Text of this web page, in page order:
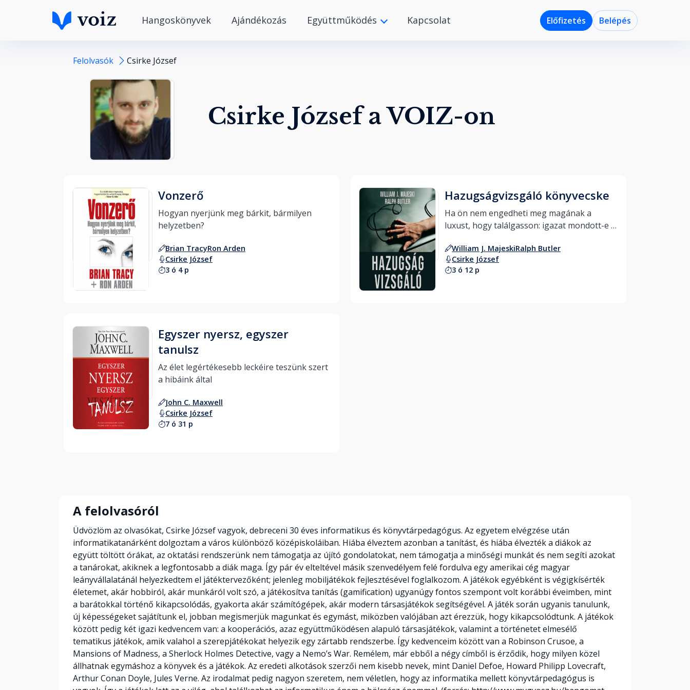
Hangoskönyvek Ajándékozás Együttműködés Kapcsolat Előfizetés Belépés
Felolvasók Csirke József
Csirke József a VOIZ-on
Hallgass bele
Vonzerő
Hogyan nyerjünk meg bárkit, bármilyen
Brian TracyRon Arden
Csirke József
3 ó 4 p
Hallgass bele
Hazugságvizsgáló könyvecske
Ha ön nem engedheti meg magának a
luxust, hogy találgasson: igazat mondott-e
William J. MajeskiRalph Butler
Csirke József
3 ó 12 p
Hallgass bele
Egyszer nyersz, egyszer
tanulsz
Az élet legértékesebb leckéire teszünk szert
John C. Maxwell
Csirke József
7 ó 31 p
A felolvasóról
Üdvözlöm az olvasókat, Csirke József vagyok, debreceni 30 éves informatikus és könyvtárpedagógus. Az egyetem elvégzése után
informatikatanárként dolgoztam a város különböző középiskoláiban. Hiába élveztem azonban a tanítást, és hiába élvezték a diákok az
együtt töltött órákat, az oktatási rendszerünk nem támogatja az újító gondolatokat, nem támogatja a minőségi munkát és nem segíti azokat
a tanárokat, akiknek a legfontosabb a diák maga. Így pár év elteltével másik szenvedélyem felé fordulva egy amerikai cég magyar
leányvállalatánál helyezkedtem el játéktervezőként; jelenleg mobiljátékok fejlesztésével foglalkozom. A játékok egyébként is végigkísérték
életemet, akár hobbiról, akár munkáról volt szó, a játékosítva tanítás (gamification) ugyanúgy fontos szempont volt korábbi éveimben, mint
a barátokkal történő kikapcsolódás, gyakorta akár számítógépek, akár modern társasjátékok segítségével. A játék során ugyanis tanulunk,
új képességeket sajátítunk el, jobban megismerjük magunkat és egymást, miközben valójában azt érezzük, hogy kikapcsolódtunk. A játékok
között pedig két igazi kedvencem van: a kooperációs, azaz együttműködésen alapuló társasjátékok, valamint a történetet elmesélő
tematikus játékok, amik valahol a szerepjátékokat helyezik egy zártabb rendszerbe. Így kedvenceim között van a Robinson Crusoe, a
Mansions of Madness, a Sherlock Holmes Detective, vagy a Nemo’s War. Remélem, már ebből a négy címből is érződik, hogy milyen közel
állhatnak egymáshoz a könyvek és a játékok. Az eredeti alkotások szerzői nem kisebb nevek, mint Daniel Defoe, Howard Philipp Lovecraft,
Arthur Conan Doyle, Jules Verne. Az irodalmat pedig nagyon szeretem, nem véletlen, hogy az informatika mellett könyvtárpedagógus is